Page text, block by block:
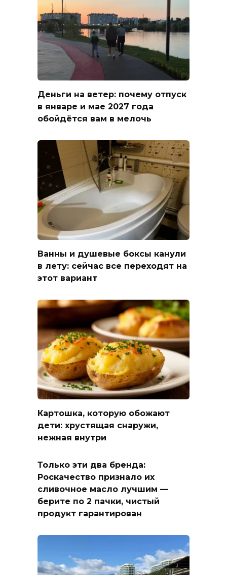
Деньги на ветер: почему отпуск
в январе и мае 2027 года
обойдётся вам в мелочь
Ванны и душевые боксы канули
в лету: сейчас все переходят на
этот вариант
Картошка, которую обожают
дети: хрустящая снаружи,
нежная внутри
Только эти два бренда:
Роскачество признало их
сливочное масло лучшим —
берите по 2 пачки, чистый
продукт гарантирован